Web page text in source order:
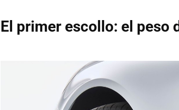
El primer escollo: el peso